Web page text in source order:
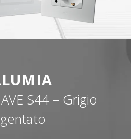
S44 – Grigio